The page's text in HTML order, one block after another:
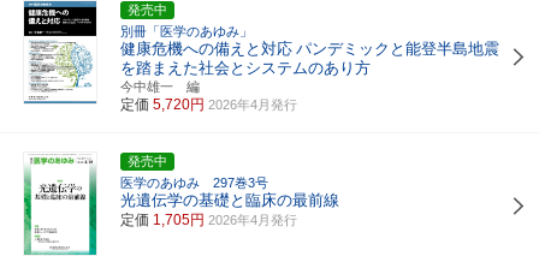
発売中
別冊「医学のあゆみ」
健康危機への備えと対応 パンデミックと能登半島地震
を踏まえた社会とシステムのあり方
今中雄一 編
定価 5,720円 2026年4月発行
発売中
医学のあゆみ 297巻3号
光遺伝学の基礎と臨床の最前線
定価 1,705円 2026年4月発行